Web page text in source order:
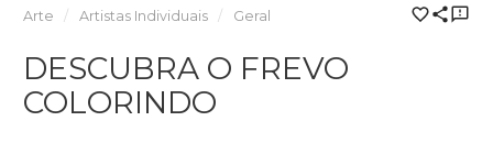
Arte Artistas Individuais Geral
DESCUBRA O FREVO
COLORINDO